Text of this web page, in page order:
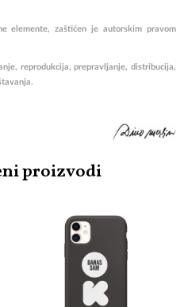
elemente, zaštićen je autorskim pravom
reprodukcija, prepravljanje, distribucija,
proizvodi